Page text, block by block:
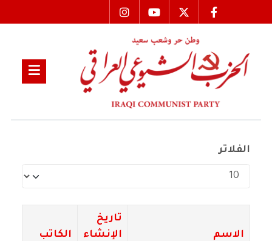
الفلاتر
عدد الإظهارات:
الاسم
تاريخ
الإنشاء
الكاتب